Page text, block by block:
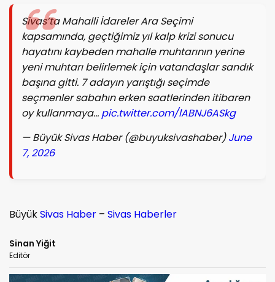
Sivas’ta Mahalli İdareler Ara Seçimi
kapsamında, geçtiğimiz yıl kalp krizi sonucu
hayatını kaybeden mahalle muhtarının yerine
yeni muhtarı belirlemek için vatandaşlar sandık
başına gitti. 7 adayın yarıştığı seçimde
seçmenler sabahın erken saatlerinden itibaren
oy kullanmaya… pic.twitter.com/lABNJ6ASkg
— Büyük Sivas Haber (@buyuksivashaber)June
7, 2026
BüyükSivas Haber – Sivas Haberler
Sinan Yiğit
Editör